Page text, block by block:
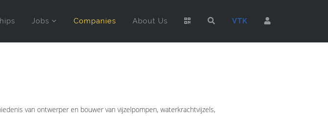
Jobs Companies About Us VTK
van ontwerper en bouwer van vijzelpompen, waterkrachtvijzels,